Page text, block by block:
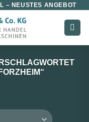
– NEUSTES ANGEBOT